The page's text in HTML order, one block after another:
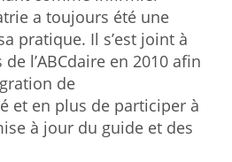
a toujours été une
pratique. Il s’est joint à
de l’ABCdaire en 2010 afin
de
et en plus de participer à
à jour du guide et des